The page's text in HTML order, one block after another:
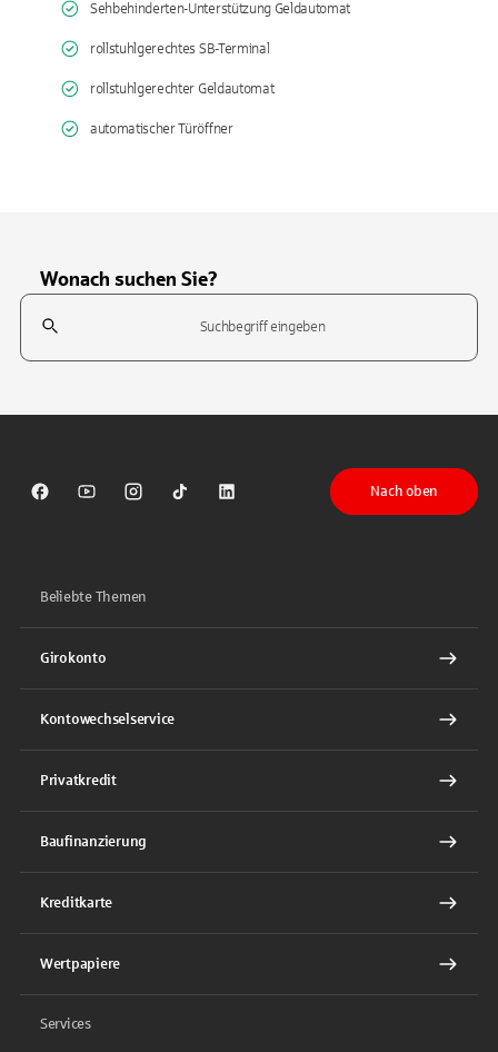
Sehbehinderten-Unterstützung Geldautomat
rollstuhlgerechtes SB-Terminal
rollstuhlgerechter Geldautomat
automatischer Türöffner
Wonach suchen Sie?
Suchfeld
Sparkasse auf Facebook
Sparkasse auf Youtube
Sparkasse auf Instagram
Sparkasse auf TikTok
Sparkasse auf LinkedIn
Nach oben
Beliebte Themen
Girokonto
Kontowechselservice
Privatkredit
Baufinanzierung
Kreditkarte
Wertpapiere
Services